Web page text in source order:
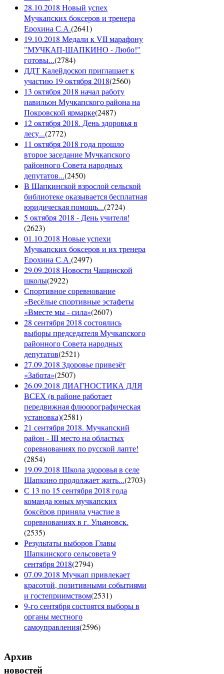
28.10.2018 Новый успех
Мучкапских боксеров и тренера
Ерохина С.А.(2641)
19.10.2018 Медали к VII марафону
"МУЧКАП-ШАПКИНО - Любо!"
готовы...(2784)
ДДТ Калейдоскоп приглашает к
участию 19 октября 2018(2560)
13 октября 2018 начал работу
павильон Мучкапского района на
Покровской ярмарке(2487)
12 октября 2018. День здоровья в
лесу...(2772)
11 октября 2018 года прошло
второе заседание Мучкапского
районного Совета народных
депутатов...(2450)
В Шапкинской взрослой сельской
библиотеке оказывается бесплатная
юридическая помощь...(2724)
5 октября 2018 - День учителя!
(2623)
01.10.2018 Новые успехи
Мучкапских боксеров и их тренера
Ерохина С.А.(2497)
29.09.2018 Новости Чащинской
школы(2922)
Спортивное соревнование
«Весёлые спортивные эстафеты
«Вместе мы - сила»(2607)
28 сентября 2018 состоялись
выборы председателя Мучкапского
районного Совета народных
депутатов(2521)
27.09.2018 Здоровье привезёт
«Забота»(2507)
26.09.2018 ДИАГНОСТИКА ДЛЯ
ВСЕХ (в районе работает
передвижная флюорографическая
установка)(2581)
21 сентября 2018. Мучкапский
район - III место на областых
соревнованиях по русской лапте!
(2854)
19.09.2018 Школа здоровья в селе
Шапкино продолжает жить...(2703)
С 13 по 15 сентября 2018 года
команда юных мучкапских
боксёров приняла участие в
соревнованиях в г. Ульяновск.
(2535)
Результаты выборов Главы
Шапкинского сельсовета 9
сентября 2018(2794)
07.09.2018 Мучкап привлекает
красотой, позитивными событиями
и гостеприимством(2531)
9-го сентября состоятся выборы в
органы местного
самоуправления(2596)
Архив
новостей